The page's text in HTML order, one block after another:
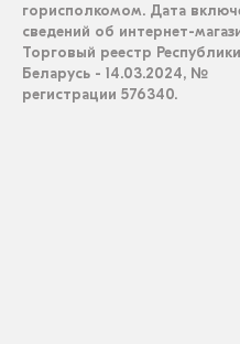
горисполкомом. Дата
сведений об интернет-
Торговый реестр Республики
Беларусь - 14.03.2024, №
регистрации 576340.